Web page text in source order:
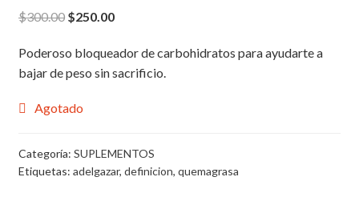
$300.00 Original
was:
$300.00.
$250.00Current
is:
$250.00.
Poderoso bloqueador de carbohidratos para ayudarte a
bajar de peso sin sacrificio.
Agotado
Categoría: SUPLEMENTOS
Etiquetas: adelgazar, definicion, quemagrasa